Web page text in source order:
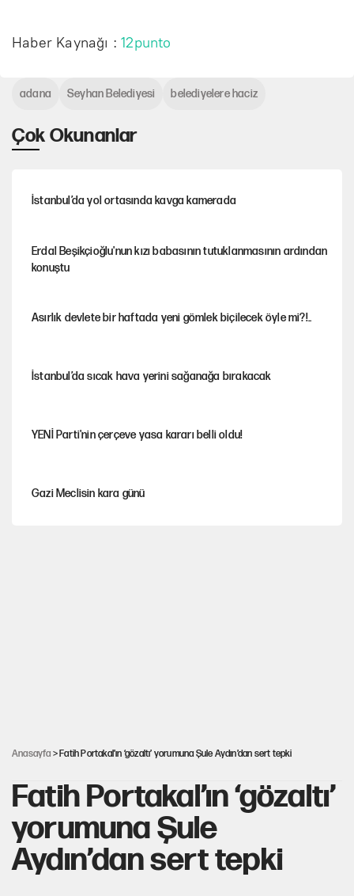
Haber Kaynağı :12punto
Çok Okunanlar
İstanbul’da yol ortasında kavga kamerada
Erdal Beşikçioğlu'nun kızı babasının tutuklanmasının ardından
konuştu
Asırlık devlete bir haftada yeni gömlek biçilecek öyle mi?!..
İstanbul’da sıcak hava yerini sağanağa bırakacak
YENİ Parti'nin çerçeve yasa kararı belli oldu!
Gazi Meclisin kara günü
adana Seyhan Belediyesi belediyelere haciz
Anasayfa > Fatih Portakal’ın ‘gözaltı’ yorumuna Şule Aydın’dan sert tepki
Fatih Portakal’ın ‘gözaltı’
yorumuna Şule
Aydın’dan sert tepki